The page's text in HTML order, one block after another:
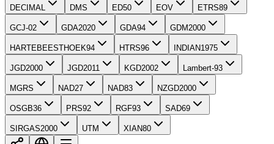
DECIMAL DMS ED50 EOV ETRS89
GCJ-02 GDA2020 GDA94 GDM2000
HARTEBEESTHOEK94 HTRS96 INDIAN1975
JGD2000 JGD2011 KGD2002 Lambert-93
MGRS NAD27 NAD83 NZGD2000
OSGB36 PRS92 RGF93 SAD69
SIRGAS2000 UTM XIAN80